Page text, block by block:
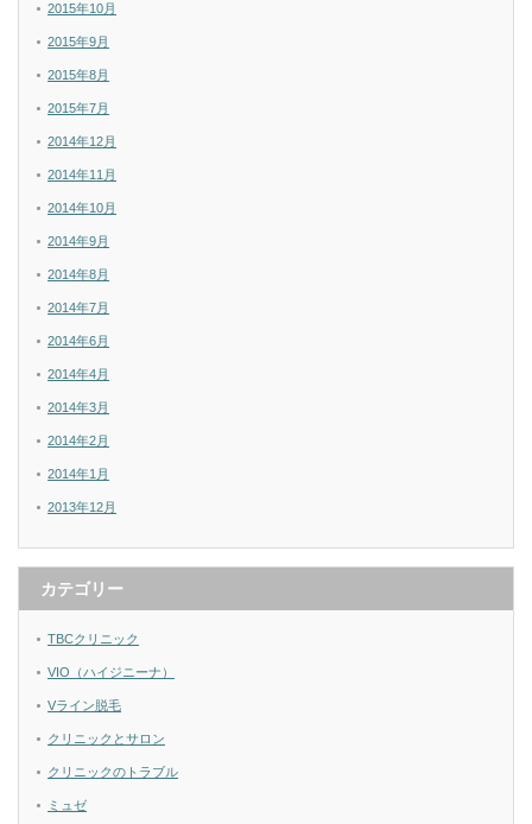
2015年10月
2015年9月
2015年8月
2015年7月
2014年12月
2014年11月
2014年10月
2014年9月
2014年8月
2014年7月
2014年6月
2014年4月
2014年3月
2014年2月
2014年1月
2013年12月
カテゴリー
TBCクリニック
VIO（ハイジニーナ）
Vライン脱毛
クリニックとサロン
クリニックのトラブル
ミュゼ